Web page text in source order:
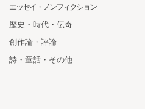
エッセイ・ノンフィクション
歴史・時代・伝奇
創作論・評論
詩・童話・その他